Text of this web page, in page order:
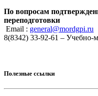
По вопросам
переподготовки
Email : general@mordgpi.ru
8(8342) 33-92-61 – Учебно-
Полезные ссылки